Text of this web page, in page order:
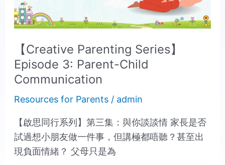
【Creative Parenting Series】
Episode 3: Parent-Child
Communication
Resources for Parents/ admin
【啟思同行系列】第三集：與你談談情 家長是否
試過想小朋友做一件事，但講極都唔聽？甚至出
現負面情緒？ 父母只是為
Child
Communication